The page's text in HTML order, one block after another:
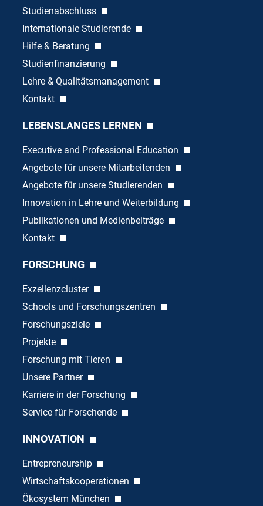
Studienabschluss
Internationale Studierende
Hilfe & Beratung
Studienfinanzierung
Lehre & Qualitätsmanagement
Kontakt
LEBENSLANGES LERNEN
Executive and Professional Education
Angebote für unsere Mitarbeitenden
Angebote für unsere Studierenden
Innovation in Lehre und Weiterbildung
Publikationen und Medienbeiträge
Kontakt
FORSCHUNG
Exzellenzcluster
Schools und Forschungszentren
Forschungsziele
Projekte
Forschung mit Tieren
Unsere Partner
Karriere in der Forschung
Service für Forschende
INNOVATION
Entrepreneurship
Wirtschaftskooperationen
Ökosystem München